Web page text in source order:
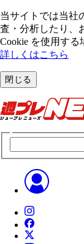
当サイトでは当社
査・分析したり、
Cookie を使⽤する
詳しくはこちら
閉じる